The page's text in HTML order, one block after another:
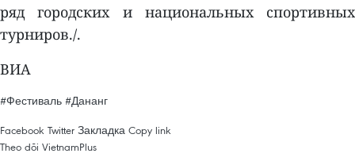
ряд городских и национальных спортивных
турниров./.
ВИA
#Фестиваль #Дананг
Facebook Twitter Закладка Copy link
Theo dõi VietnamPlus